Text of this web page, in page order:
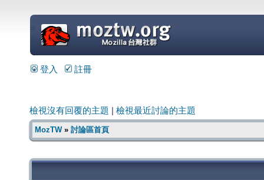
=
登入 註冊
檢視沒有回覆的主題 檢視最近討論的主題
MozTW» 討論區首頁